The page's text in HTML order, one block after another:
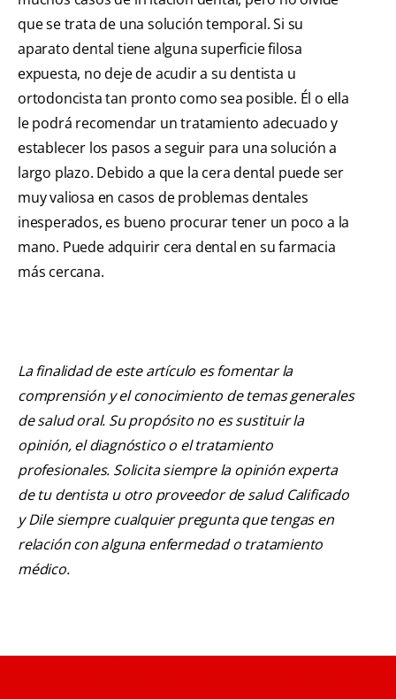
que se trata de una solución temporal. Si su
aparato dental tiene alguna superficie filosa
expuesta, no deje de acudir a su dentista u
ortodoncista tan pronto como sea posible. Él o ella
le podrá recomendar un tratamiento adecuado y
establecer los pasos a seguir para una solución a
largo plazo. Debido a que la cera dental puede ser
muy valiosa en casos de problemas dentales
inesperados, es bueno procurar tener un poco a la
mano. Puede adquirir cera dental en su farmacia
más cercana.
La finalidad de este artículo es fomentar la
comprensión y el conocimiento de temas generales
de salud oral. Su propósito no es sustituir la
opinión, el diagnóstico o el tratamiento
profesionales. Solicita siempre la opinión experta
de tu dentista u otro proveedor de salud Calificado
y Dile siempre cualquier pregunta que tengas en
relación con alguna enfermedad o tratamiento
médico.